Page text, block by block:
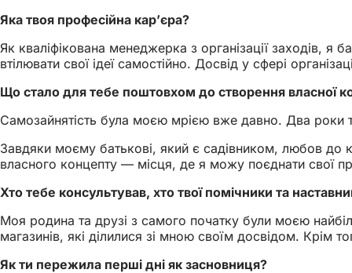
Яка твоя професійна кар’єра?
Як кваліфікована менеджерка з організації заходів,
втілювати свої ідеї самостійно. Досвід у сфері
Що стало для тебе поштовхом до створення власної
Самозайнятість була моєю мрією вже давно. Два роки
Завдяки моєму батькові, який є садівником, любов до
власного концепту — місця, де я можу поєднати свої
Хто тебе консультував, хто твої помічники та
Моя родина та друзі з самого початку були моєю
магазинів, які ділилися зі мною своїм досвідом. Крім
Як ти пережила перші дні як засновниця?